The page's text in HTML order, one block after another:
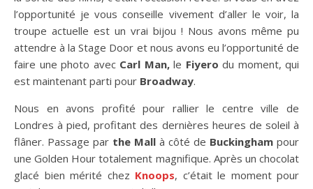
l’opportunité je vous conseille vivement d’aller le voir, la
troupe actuelle est un vrai bijou ! Nous avons même pu
attendre à la Stage Door et nous avons eu l’opportunité de
faire une photo avec Carl Man,le Fiyero du moment, qui
est maintenant parti pour Broadway.
Nous en avons profité pour rallier le centre ville de
Londres à pied, profitant des dernières heures de soleil à
flâner. Passage par the Mall à côté de Buckingham pour
une Golden Hour totalement magnifique. Après un chocolat
glacé bien mérité chez Knoops, c’était le moment pour